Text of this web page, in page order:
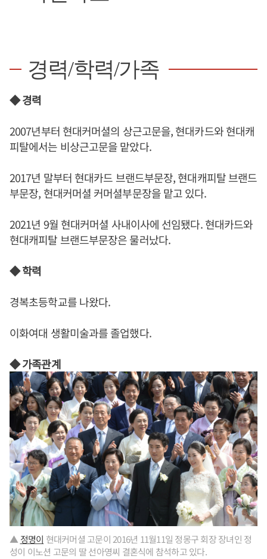
경력/학력/가족
◆ 경력
2007년부터 현대커머셜의 상근고문을, 현대카드와 현대캐
피탈에서는 비상근고문을 맡았다.
2017년 말부터 현대카드 브랜드부문장, 현대캐피탈 브랜드
부문장, 현대커머셜 커머셜부문장을 맡고 있다.
2021년 9월 현대커머셜 사내이사에 선임됐다. 현대카드와
현대캐피탈 브랜드부문장은 물러났다.
◆ 학력
경복초등학교를 나왔다.
이화여대 생활미술과를 졸업했다.
◆ 가족관계
▲ 정명이 현대커머셜 고문이 2016년 11월11일 정몽구 회장 장녀인 정
성이 이노션 고문의 딸 선아영씨 결혼식에 참석하고 있다.